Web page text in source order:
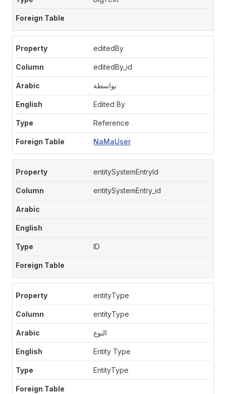
editedBy
editedBy_id
بواسطة
Edited By
Reference
NaMaUser
entitySystemEntryId
entitySystemEntry_id
ID
entityType
entityType
النوع
Entity Type
EntityType